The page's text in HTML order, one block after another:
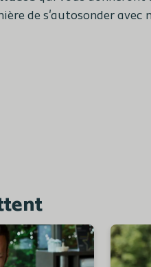
de s'autosonder avec